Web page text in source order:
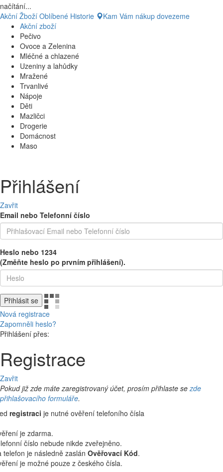
načítání...
Akční Žboží Oblíbené Historie
Kam Vám nákup dovezeme
Akční zboží
Pečivo
Ovoce a Zelenina
Mléčné a chlazené
Uzeniny a lahůdky
Mražené
Trvanlivé
Nápoje
Děti
Mazličci
Drogerie
Domácnost
Maso
Přihlášení
Zavřit
Email nebo Telefonní číslo
Heslo nebo 1234
(Změňte heslo po prvním přihlášení).
Přihlásit se
Nová registrace
Zapomněli heslo?
Přihlášení přes:
Registrace
Zavřit
Pokud již zde máte zaregistrovaný účet, prosím přihlaste se zde
přihlašovacího formuláře.
registraci je nutné ověření telefoního čísla
je zdarma.
číslo nebude nikde zveřejněno.
telefon je následně zaslán Ověřovací Kód.
je možné pouze z českého čísla.